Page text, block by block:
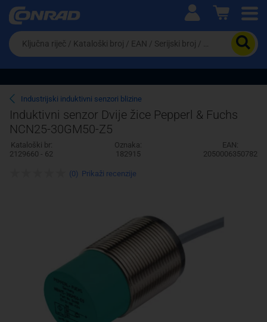
Ova postavka prilagođava asortiman proizvoda i
cijene vašim potrebama.
Pravno lice
Da
biste
potražili
proizvod,
unesite
ključnu
riječ,
kataloški
broj,
EAN
ili
Industrijski induktivni senzori blizine
Induktivni senzor Dvije žice Pepperl & Fuchs
NCN25-30GM50-Z5
Kataloški br:
2129660 - 62
Oznaka:
182915
EAN:
2050006350782
(0) Prikaži recenzije